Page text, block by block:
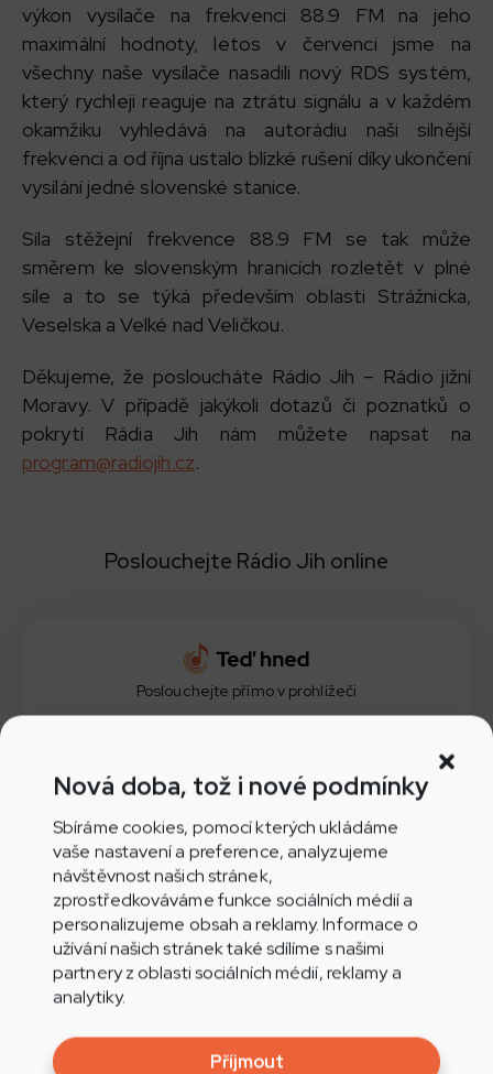
Nová doba, tož i nové podmínky
Sbíráme cookies, pomocí kterých ukládáme
vaše nastavení a preference, analyzujeme
návštěvnost našich stránek,
zprostředkováváme funkce sociálních médií a
personalizujeme obsah a reklamy. Informace o
užívání našich stránek také sdílíme s našimi
partnery z oblasti sociálních médií, reklamy a
analytiky.
Příjmout
výkon vysílače na frekvenci 88.9 FM na jeho
maximální hodnoty, letos v červenci jsme na
všechny naše vysílače nasadili nový RDS systém,
který rychleji reaguje na ztrátu signálu a v každém
okamžiku vyhledává na autorádiu naši silnější
frekvenci a od října ustalo blízké rušení díky ukončení
vysílání jedné slovenské stanice.
Síla stěžejní frekvence 88.9 FM se tak může
směrem ke slovenským hranicích rozletět v plné
síle a to se týká především oblasti Strážnicka,
Veselska a Velké nad Veličkou.
Děkujeme, že posloucháte Rádio Jih – Rádio jižní
Moravy. V případě jakýkoli dotazů či poznatků o
pokrytí Rádia Jih nám můžete napsat na
program@radiojih.cz.
Poslouchejte Rádio Jih online
Poslouchejte přímo v prohlížeči
Aplikace Play.cz pro Android
Aplikace Play.cz pro iOS